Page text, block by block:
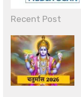
Recent Post